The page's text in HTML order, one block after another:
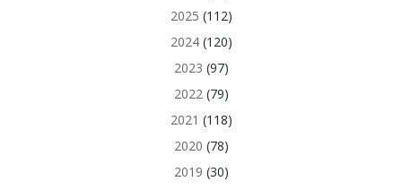
2025 (112)
2024(120)
2023 (97)
2022(79)
2021 (118)
2020 (78)
2019 (30)